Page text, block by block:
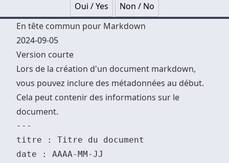
Oui / Yes
Non / No
En tête commun pour Markdown
2024-09-05
Version courte
Lors de la création d'un document markdown,
vous pouvez inclure des métadonnées au début.
Cela peut contenir des informations sur le
document.
---
titre : Titre du document
date : AAAA-MM-JJ